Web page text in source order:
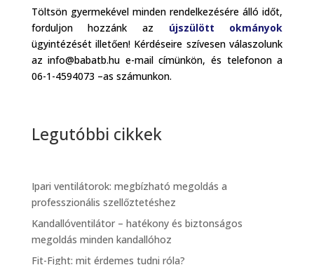
Töltsön gyermekével minden rendelkezésére álló időt,
forduljon hozzánk az újszülött okmányok
ügyintézését illetően! Kérdéseire szívesen válaszolunk
az info@babatb.hu e-mail címünkön, és telefonon a
06-1-4594073 –as számunkon.
Legutóbbi cikkek
Ipari ventilátorok: megbízható megoldás a
professzionális szellőztetéshez
Kandallóventilátor – hatékony és biztonságos
megoldás minden kandallóhoz
Fit-Fight: mit érdemes tudni róla?